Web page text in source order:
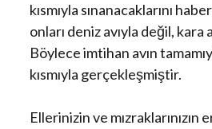
kısmıyla sınanacaklarını
onları deniz avıyla değil, kara
Böylece imtihan avın
kısmıyla gerçekleşmiştir.
Ellerinizin ve mızraklarınızın